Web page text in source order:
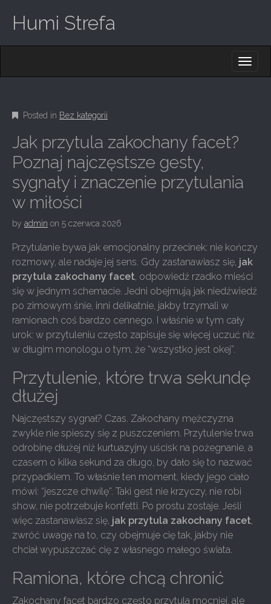
Humi Strefa
M
E
N
U
C
N
T
E
N
T
Posted in Bez kategorii
Jak przytula zakochany facet?
Poznaj najczęstsze gesty,
sygnały i znaczenie przytulania
w miłości
by admin on 5 czerwca 2026
Przytulanie bywa jak emocjonalny przecinek: nie kończy
rozmowy, ale nadaje jej sens. Gdy zastanawiasz się, jak
przytula zakochany facet, odpowiedź rzadko mieści
się w jednym schemacie. Jedni obejmują jak niedźwiedź
po zimowym śnie, inni delikatnie, jakby trzymali w
ramionach coś bardzo cennego. I właśnie w tym cały
urok: w przytuleniu często zapisuje się więcej uczuć niż
w długim monologu o tym, że “wszystko jest okej”.
Przytulenie, które trwa sekundę
dłużej
Najczęstszy sygnał? Czas. Zakochany mężczyzna
zwykle nie spieszy się z puszczeniem. Przytulenie trwa
odrobinę dłużej niż kurtuazyjny uścisk na pożegnanie, a
czasem o kilka sekund za długo, by dało się to nazwać
przypadkiem. To właśnie ten moment, kiedy jego ciało
mówi: “jeszcze chwilę”. Taki gest nie krzyczy, nie robi
show, nie potrzebuje konfetti. Po prostu zostaje. Jeśli
więc zastanawiasz się, jak przytula zakochany facet,
zwróć uwagę na to, czy obejmuje cię tak, jakby nie
chciał wypuszczać cię z własnego małego świata.
Ramiona, które chcą chronić
Zakochany facet bardzo często przytula mocniej, ale